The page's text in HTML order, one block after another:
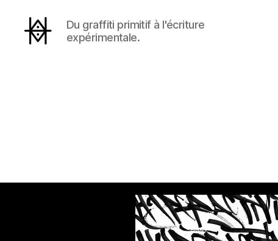
Du graffiti primitif à l'écriture
expérimentale.